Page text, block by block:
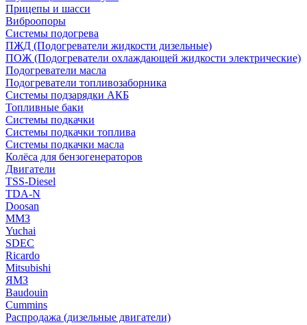
Прицепы и шасси
Виброопоры
Системы подогрева
ПЖД (Подогреватели жидкости дизельные)
ПОЖ (Подогреватели охлаждающей жидкости электрические)
Подогреватели масла
Подогреватели топливозаборника
Системы подзарядки АКБ
Топливные баки
Системы подкачки
Системы подкачки топлива
Системы подкачки масла
Колёса для бензогенераторов
Двигатели
TSS-Diesel
TDA-N
Doosan
ММЗ
Yuchai
SDEC
Ricardo
Mitsubishi
ЯМЗ
Baudouin
Cummins
Распродажа (дизельные двигатели)